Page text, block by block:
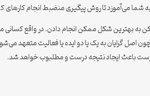
می‌آموزد تا روش پیگیری منضبط انجام کارهای
به بهترین شکل ممکن انجام دادن. در واقع
چون اصل گرایان به یک یا دو ایده یا فعالیت متعهد
درست باعث ایجاد نتیجه درست و مطلبوب خواهد شد.